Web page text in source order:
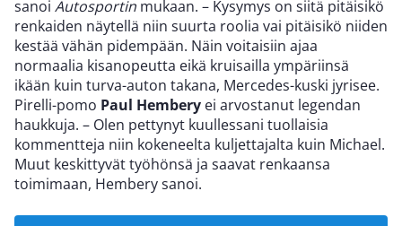
sanoi Autosportin mukaan. – Kysymys on siitä pitäisikö
renkaiden näytellä niin suurta roolia vai pitäisikö niiden
kestää vähän pidempään. Näin voitaisiin ajaa
normaalia kisanopeutta eikä kruisailla ympäriinsä
ikään kuin turva-auton takana, Mercedes-kuski jyrisee.
Pirelli-pomo Paul Hembery ei arvostanut legendan
haukkuja. – Olen pettynyt kuullessani tuollaisia
kommentteja niin kokeneelta kuljettajalta kuin Michael.
Muut keskittyvät työhönsä ja saavat renkaansa
toimimaan, Hembery sanoi.